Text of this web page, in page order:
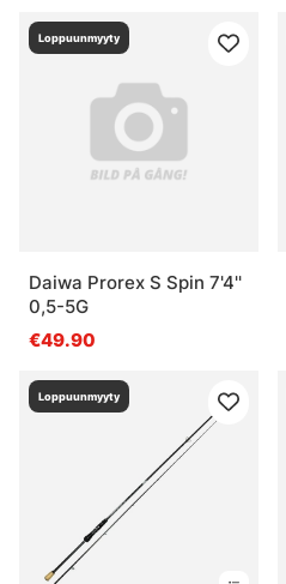
Loppuunmyyty
Daiwa Prorex S Spin 7'4''
0,5-5G
€49.90
Loppuunmyyty